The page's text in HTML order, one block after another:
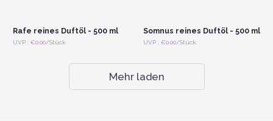
Rafe reines Duftöl - 500 ml
UVP : €0.00/Stück
Somnus reines Duftöl - 500 ml
UVP : €0.00/Stück
Mehr laden